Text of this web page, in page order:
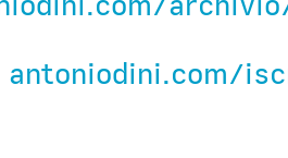
Civica Scuola
antoniodini.com/